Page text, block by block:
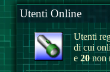
Utenti Online
Utenti
di cui
e 20 non